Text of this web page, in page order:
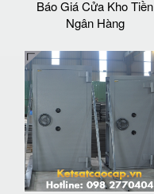
Báo Giá Cửa Kho Tiền
Ngân Hàng